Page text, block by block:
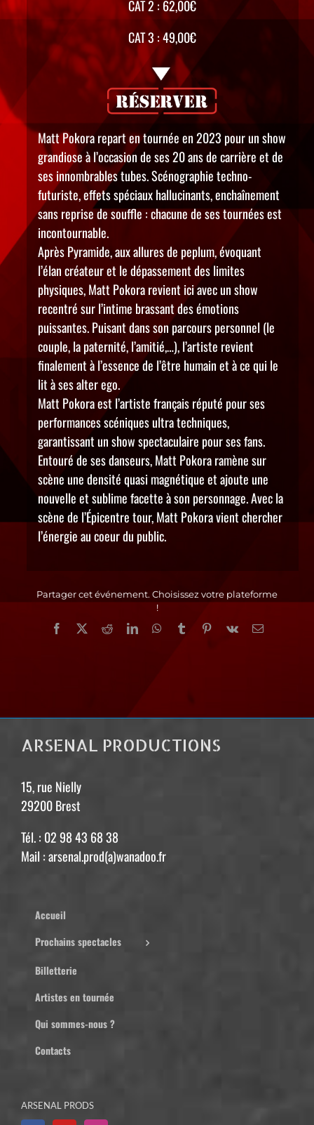
CAT 2 : 62,00€
CAT 3 : 49,00€
Matt Pokora repart en tournée en 2023 pour un show
grandiose à l’occasion de ses 20 ans de carrière et de
ses innombrables tubes. Scénographie techno-
futuriste, effets spéciaux hallucinants, enchaînement
sans reprise de souffle : chacune de ses tournées est
incontournable.
Après Pyramide, aux allures de peplum, évoquant
l’élan créateur et le dépassement des limites
physiques, Matt Pokora revient ici avec un show
recentré sur l’intime brassant des émotions
puissantes. Puisant dans son parcours personnel (le
couple, la paternité, l’amitié,…), l’artiste revient
finalement à l’essence de l’être humain et à ce qui le
lit à ses alter ego.
Matt Pokora est l’artiste français réputé pour ses
performances scéniques ultra techniques,
garantissant un show spectaculaire pour ses fans.
Entouré de ses danseurs, Matt Pokora ramène sur
scène une densité quasi magnétique et ajoute une
nouvelle et sublime facette à son personnage. Avec la
scène de l’Épicentre tour, Matt Pokora vient chercher
l’énergie au coeur du public.
Partager cet événement. Choisissez votre plateforme
!
Facebook
X RedditLinkedInWhatsApp
TumblrPinterest
Vk Email
ARSENAL PRODUCTIONS
15, rue Nielly
29200 Brest
Tél. : 02 98 43 68 38
Mail : arsenal.prod(a)wanadoo.fr
Accueil
Prochains spectacles
Billetterie
Artistes en tournée
Qui sommes-nous ?
Contacts
ARSENAL PRODS